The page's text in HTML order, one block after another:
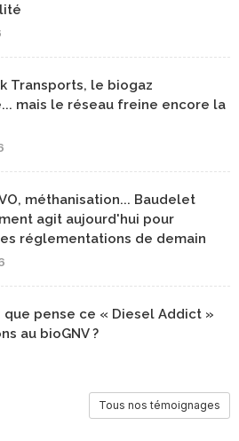
Transports, le biogaz
mais le réseau freine encore la
méthanisation... Baudelet
agit aujourd'hui pour
réglementations de demain
que pense ce « Diesel Addict »
au bioGNV ?
Tous nos témoignages